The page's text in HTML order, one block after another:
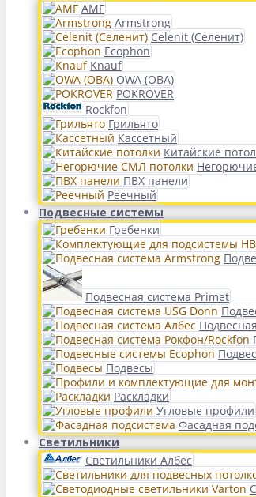
AMF
Armstrong
Celenit (Селенит)
Ecophon
Knauf
OWA (ОВА)
POKROVER
Rockfon
Грильято
Кассетный
Китайские
ПВХ панели
Реечный
Подвесные системы
Гребенки
Подвесная система Primet
Подвесы
Раскладки
Угловые профили
Фасадная
Светильники
Светильники Албес